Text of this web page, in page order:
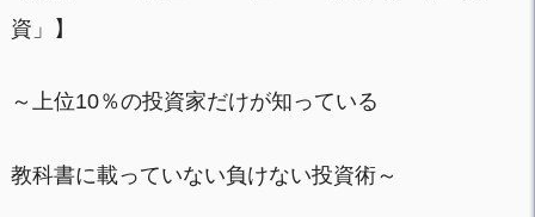
資」】
～上位10％の投資家だけが知っている
教科書に載っていない負けない投資術～